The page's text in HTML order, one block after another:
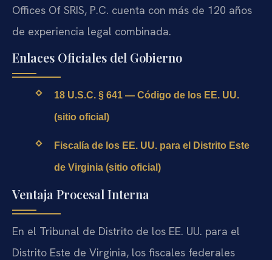
Offices Of SRIS, P.C. cuenta con más de 120 años
de experiencia legal combinada.
Enlaces Oficiales del Gobierno
18 U.S.C. § 641 — Código de los EE. UU.
(sitio oficial)
Fiscalía de los EE. UU. para el Distrito Este
de Virginia (sitio oficial)
Ventaja Procesal Interna
En el Tribunal de Distrito de los EE. UU. para el
Distrito Este de Virginia, los fiscales federales